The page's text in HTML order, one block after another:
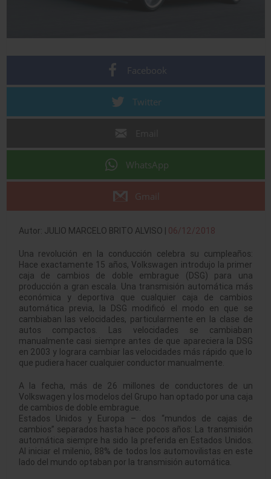
Facebook
Twitter
WhatsApp
Gmail
Autor: JULIO MARCELO BRITO ALVISO | 06/12/2018
Una revolución en la conducción celebra su cumpleaños:
Hace exactamente 15 años, Volkswagen introdujo la primer
caja de cambios de doble embrague (DSG) para una
producción a gran escala. Una transmisión automática más
económica y deportiva que cualquier caja de cambios
automática previa, la DSG modificó el modo en que se
cambiaban las velocidades, particularmente en la clase de
autos compactos. Las velocidades se cambiaban
manualmente casi siempre antes de que apareciera la DSG
en 2003 y lograra cambiar las velocidades más rápido que lo
que pudiera hacer cualquier conductor manualmente.
A la fecha, más de 26 millones de conductores de un
Volkswagen y los modelos del Grupo han optado por una caja
de cambios de doble embrague.
Estados Unidos y Europa – dos “mundos de cajas de
cambios” separados hasta hace pocos años: La transmisión
automática siempre ha sido la preferida en Estados Unidos.
Al iniciar el milenio, 88% de todos los automovilistas en este
lado del mundo optaban por la transmisión automática.